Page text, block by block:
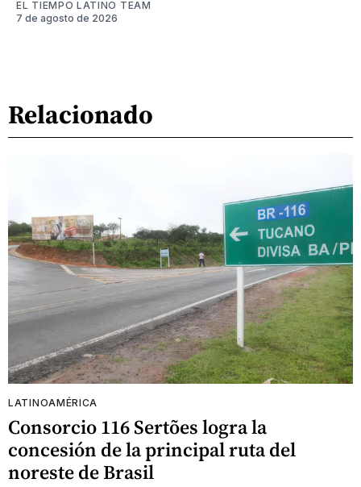
EL TIEMPO LATINO TEAM
7 de agosto de 2026
Relacionado
LATINOAMÉRICA
Consorcio 116 Sertões logra la
concesión de la principal ruta del
noreste de Brasil